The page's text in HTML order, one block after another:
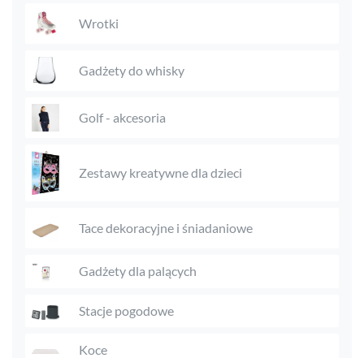
Wrotki
Gadżety do whisky
Golf - akcesoria
Zestawy kreatywne dla dzieci
Tace dekoracyjne i śniadaniowe
Gadżety dla palących
Stacje pogodowe
Koce